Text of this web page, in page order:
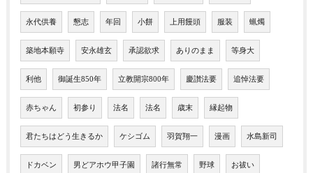
永代供養 懇志 年回 小餅 上用饅頭 服装 蝋燭
築地本願寺 安永雄玄 承認欲求 ありのまま 等身大
利他 御誕生850年 立教開宗800年 慶讃法要 追悼法要
赤ちゃん 初参り 法名 法名 歳末 縁起物
君たちはどう生きるか ケシゴム 羽賀翔一 漫画 水島新司
ドカベン 男どアホウ甲子園 諸行無常 野球 お祓い